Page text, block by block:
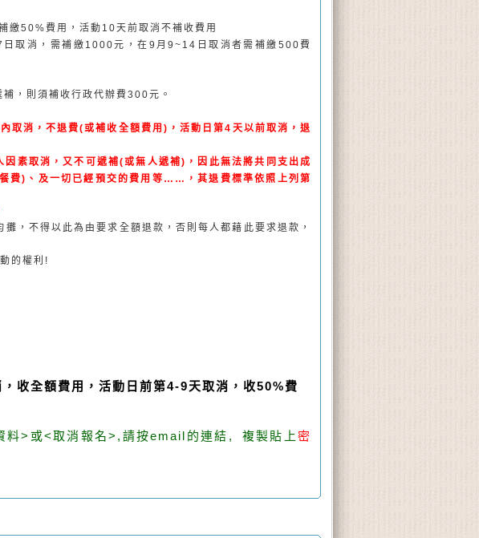
繳50%費用，活動 10天前取消不補收費用
日取消，需補繳 1000元，在 9 月9~14 日取消者需補繳 500費
，則須補收行政代辦費 300元。
取消，不退費(或補收全額費用 ) ，活動日第4 天以前取消，退
因素取消，又不可遞補(或無人遞補) ，因此無法將共同支出成
餐費) 、及一切已經預交的費用等……，其退費標準依照上列第
，不得以此為由要求全額退款，否則每人都藉此要求退款，
的權利 !
收全額費用，活動日前第4-9天取消，收50%費
料>或<取消報名>,請按email的連結, 複製貼上密